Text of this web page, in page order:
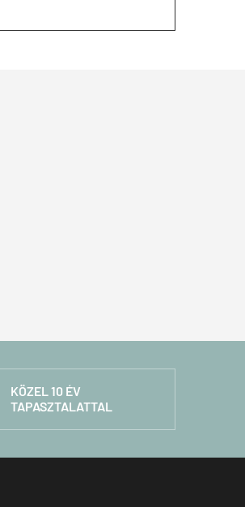
KÖZEL 10 ÉV
TAPASZTALATTAL